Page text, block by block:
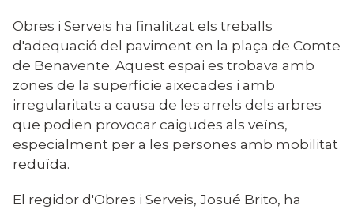
Obres i Serveis ha finalitzat els treballs
d'adequació del paviment en la plaça de Comte
de Benavente. Aquest espai es trobava amb
zones de la superfície aixecades i amb
irregularitats a causa de les arrels dels arbres
que podien provocar caigudes als veïns,
especialment per a les persones amb mobilitat
reduïda.
El regidor d'Obres i Serveis, Josué Brito, ha